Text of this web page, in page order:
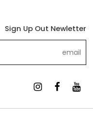
Sign Up Out Newletter